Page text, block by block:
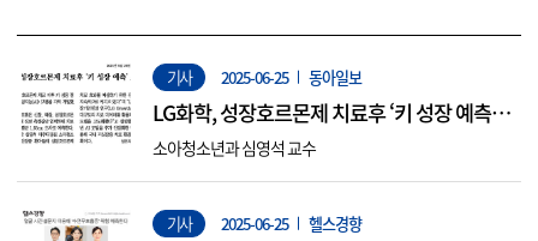
기사 2025-06-25 동아일보
LG화학, 성장호르몬제 치료후 ‘키 성장 예측’ A
I 개발
소아청소년과 심영석 교수
기사 2025-06-25 헬스경향